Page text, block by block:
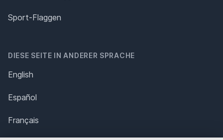
Sport-Flaggen
DIESE SEITE IN ANDERER SPRACHE
English
Español
Français